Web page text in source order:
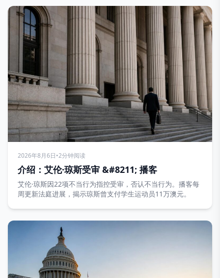
2026年8月6日•2分钟阅读
介绍：艾伦·琼斯受审 &#8211; 播客
艾伦·琼斯因22项不当行为指控受审，否认不当行为。播客每
周更新法庭进展，揭示琼斯曾支付学生运动员11万澳元。